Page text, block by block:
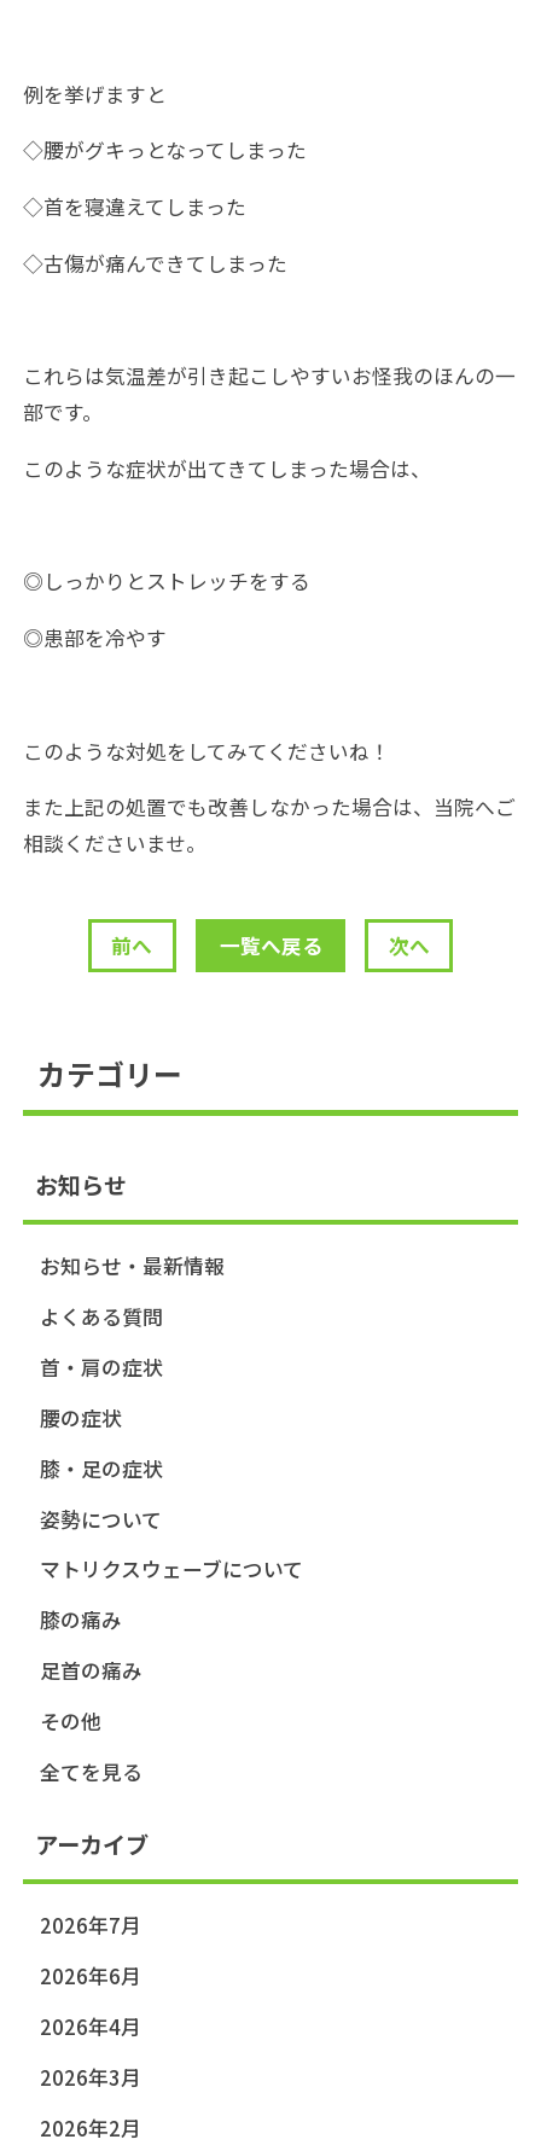
例を挙げますと
◇腰がグキっとなってしまった
◇首を寝違えてしまった
◇古傷が痛んできてしまった
これらは気温差が引き起こしやすいお怪我のほんの一
部です。
このような症状が出てきてしまった場合は、
◎しっかりとストレッチをする
◎患部を冷やす
このような対処をしてみてくださいね！
また上記の処置でも改善しなかった場合は、当院へご
相談くださいませ。
前へ 一覧へ戻る 次へ
カテゴリー
お知らせ
お知らせ・最新情報
よくある質問
首・肩の症状
腰の症状
膝・足の症状
姿勢について
マトリクスウェーブについて
膝の痛み
足首の痛み
その他
全てを見る
アーカイブ
2026年7月
2026年6月
2026年4月
2026年3月
2026年2月